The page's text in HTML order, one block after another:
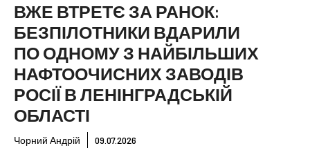
ВЖЕ ВТРЕТЄ ЗА РАНОК:
БЕЗПІЛОТНИКИ ВДАРИЛИ
ПО ОДНОМУ З НАЙБІЛЬШИХ
НАФТООЧИСНИХ ЗАВОДІВ
РОСІЇ В ЛЕНІНГРАДСЬКІЙ
ОБЛАСТІ
Чорний Андрій 09.07.2026